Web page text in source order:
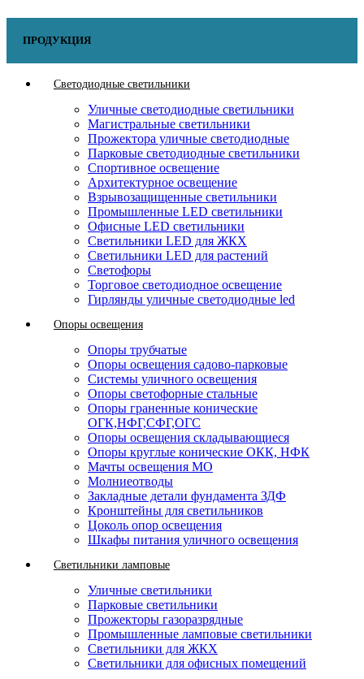
ПРОДУКЦИЯ
Светодиодные светильники
Уличные светодиодные светильники
Магистральные светильники
Прожектора уличные светодиодные
Парковые светодиодные светильники
Спортивное освещение
Архитектурное освещение
Взрывозащищенные светильники
Промышленные LED светильники
Офисные LED светильники
Cветильники LED для ЖКХ
Светильники LED для растений
Светофоры
Торговое светодиодное освещение
Гирлянды уличные светодиодные led
Опоры освещения
Опоры трубчатые
Опоры освещения садово-парковые
Системы уличного освещения
Опоры светофорные стальные
Опоры граненные конические
ОГК,НФГ,СФГ,ОГС
Опоры освещения складывающиеся
Опоры круглые конические ОКК, НФК
Мачты освещения МО
Молниеотводы
Закладные детали фундамента ЗДФ
Кронштейны для светильников
Цоколь опор освещения
Шкафы питания уличного освещения
Светильники ламповые
Уличные светильники
Парковые светильники
Прожекторы газоразрядные
Промышленные ламповые светильники
Светильники для ЖКХ
Светильники для офисных помещений